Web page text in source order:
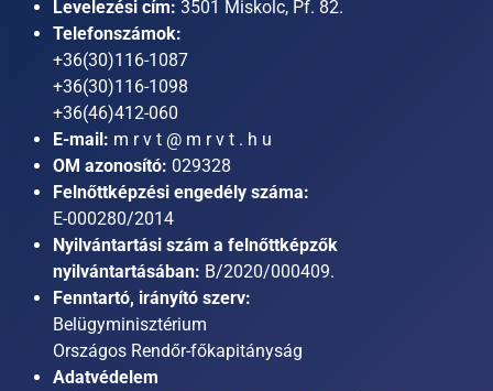
Levelezési cím: 3501 Miskolc, Pf. 82.
Telefonszámok:
+36(30)116-1087
+36(30)116-1098
+36(46)412-060
E-mail: m r v t @ m r v t . h u
OM azonosító: 029328
Felnőttképzési engedély száma:
E-000280/2014
Nyilvántartási szám a felnőttképzők
nyilvántartásában: B/2020/000409.
Fenntartó, irányító szerv:
Belügyminisztérium
Országos Rendőr-főkapitányság
Adatvédelem